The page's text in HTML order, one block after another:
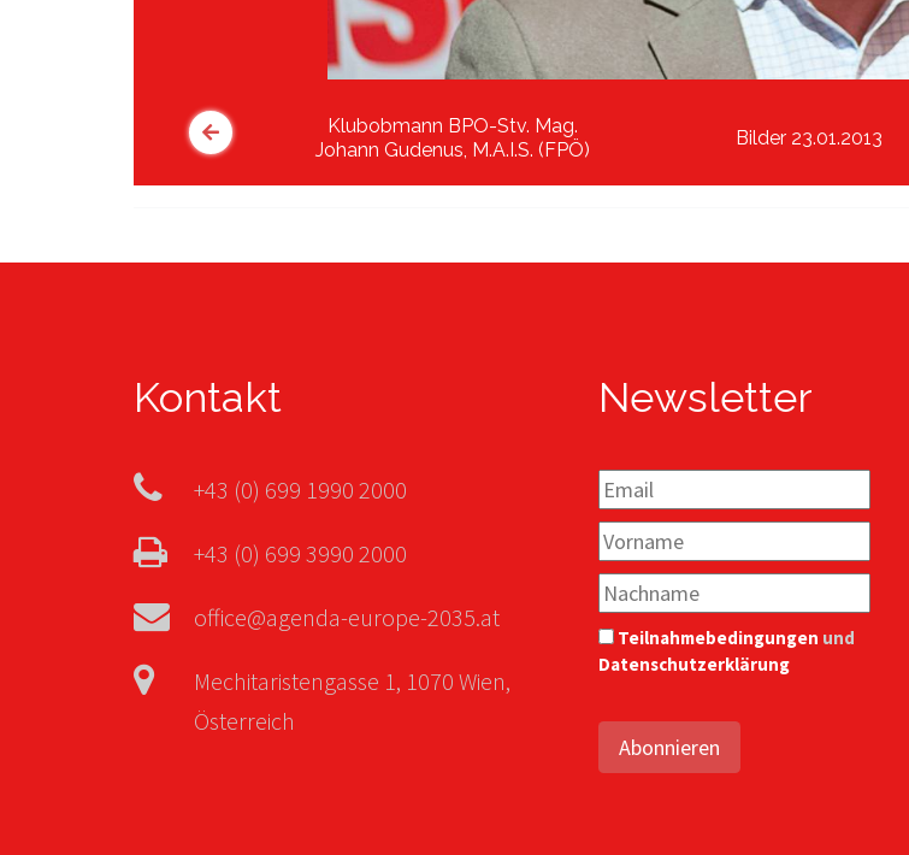
Klubobmann BPO-Stv. Mag.
Johann Gudenus, M.A.I.S. (FPÖ)
Bilder 23.01.2013
Kontakt
+43 (0) 699 1990 2000
+43 (0) 699 3990 2000
office@agenda-europe-2035.at
Mechitaristengasse 1, 1070 Wien,
Österreich
Newsletter
Teilnahmebedingungen und
Datenschutzerklärung
Abonnieren